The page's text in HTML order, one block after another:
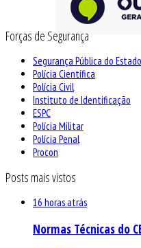
Forças de Segurança
Segurança Pública do
Polícia Científica
Polícia Civil
Instituto de Identificação
ESPC
Polícia Militar
Polícia Penal
Procon
Posts mais vistos
16 horas atrás
Normas Técnicas do